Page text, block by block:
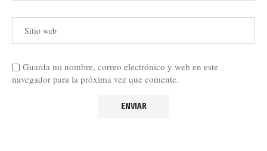
Guarda mi nombre, correo electrónico y web en este
navegador para la próxima vez que comente.